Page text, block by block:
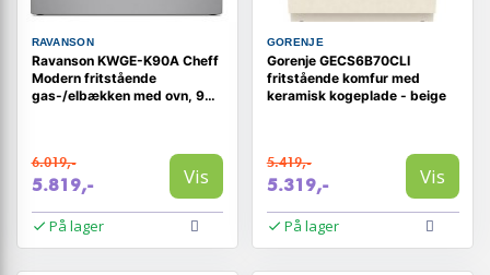
RAVANSON
Ravanson KWGE-K90A Cheff
Modern fritstående
gas-/elbækken med ovn, 90
6.019,-
5.819,- Vis
På lager
GORENJE
Gorenje GECS6B70CLI
fritstående komfur med
keramisk kogeplade - beige
5.419,-
5.319,- Vis
På lager